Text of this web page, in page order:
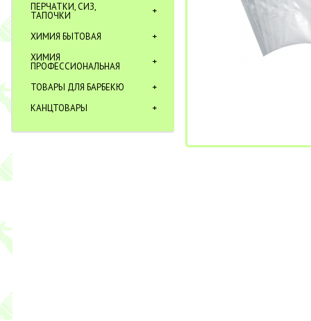
ПЕРЧАТКИ, СИЗ,
ТАПОЧКИ
ХИМИЯ БЫТОВАЯ
ХИМИЯ
ПРОФЕССИОНАЛЬНАЯ
ТОВАРЫ ДЛЯ БАРБЕКЮ
КАНЦТОВАРЫ